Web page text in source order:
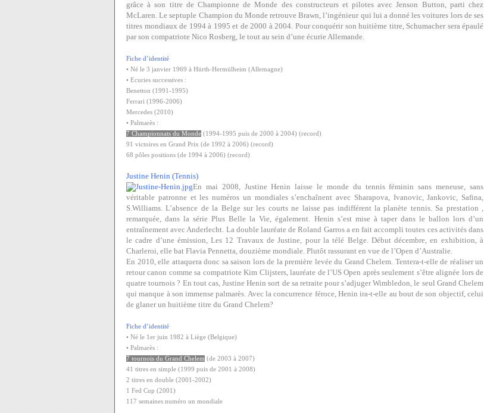
grâce à son titre de Championne de Monde des constructeurs et pilotes avec Jenson Button, parti chez
McLaren. Le septuple Champion du Monde retrouve Brawn, l’ingénieur qui lui a donné les voitures lors de ses
titres mondiaux de 1994 à 1995 et de 2000 à 2004. Pour conquérir son huitième titre, Schumacher sera épaulé
par son compatriote Nico Rosberg, le tout au sein d’une écurie Allemande.
Fiche d’identité
• Né le 3 janvier 1969 à Hürth-Hermülheim (Allemagne)
• Ecuries successives :
Benetton (1991-1995)
Ferrari (1996-2006)
Mercedes (2010)
• Palmarès :
7 Championnats du Monde (1994-1995 puis de 2000 à 2004) (record)
91 victoires en Grand Prix (de 1992 à 2006) (record)
68 pôles positions (de 1994 à 2006) (record)
Justine Henin (Tennis)
En mai 2008, Justine Henin laisse le monde du tennis féminin sans meneuse, sans
véritable patronne et les numéros un mondiales s’enchaînent avec Sharapova, Ivanovic, Jankovic, Safina,
S.Williams. L’absence de la Belge sur les courts ne laisse pas indifférent la planète tennis. Sa prestation ,
remarquée, dans la série Plus Belle la Vie, également. Henin s’est mise à taper dans le ballon lors d’un
entraînement avec Anderlecht. La double lauréate de Roland Garros a en fait accompli toutes ces activités dans
le cadre d’une émission, Les 12 Travaux de Justine, pour la télé Belge. Début décembre, en exhibition, à
Charleroi, elle bat Flavia Pennetta, douzième mondiale. Plutôt rassurant en vue de l’Open d’Australie.
En 2010, elle attaquera donc sa saison lors de la première levée du Grand Chelem. Tentera-t-elle de réaliser un
retour canon comme sa compatriote Kim Clijsters, lauréate de l’US Open après seulement s’être alignée lors de
quatre tournois ? En tout cas, Justine Henin sort de sa retraite pour s’adjuger Wimbledon, le seul Grand Chelem
qui manque à son immense palmarès. Avec la concurrence féroce, Henin ira-t-elle au bout de son objectif, celui
de glaner un huitième titre du Grand Chelem?
Fiche d’identité
• Né le 1er juin 1982 à Liège (Belgique)
• Palmarès :
7 tournois du Grand Chelem (de 2003 à 2007)
41 titres en simple (1999 puis de 2001 à 2008)
2 titres en double (2001-2002)
1 Fed Cup (2001)
117 semaines numéro un mondiale